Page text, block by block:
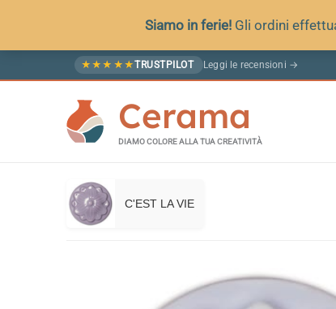
Siamo in ferie! Gli ordini
al
★ ★ ★ ★ ★TRUSTPILOT Leggi le recensioni →
Cerama
DIAMO COLORE ALLA TUA CREATIVITÀ
C'EST LA VIE